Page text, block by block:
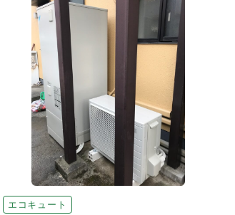
エコキュート